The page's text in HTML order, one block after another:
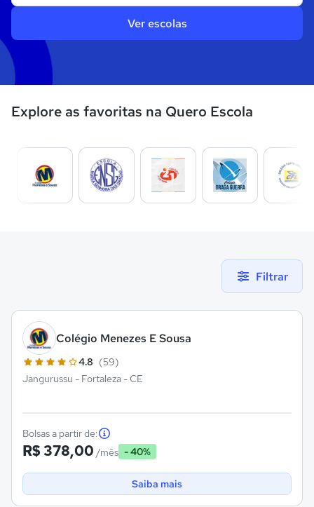
Ver escolas
Explore as favoritas na Quero Escola
Filtrar
Colégio Menezes E Sousa
4.8 (59)
Jangurussu - Fortaleza - CE
Bolsas a partir de:
R$ 378,00 /mês - 40%
Saiba mais